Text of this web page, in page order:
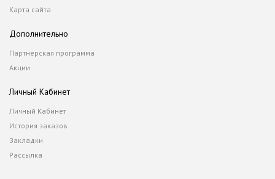
Карта сайта
Дополнительно
Партнерская программа
Акции
Личный Кабинет
Личный Кабинет
История заказов
Закладки
Рассылка